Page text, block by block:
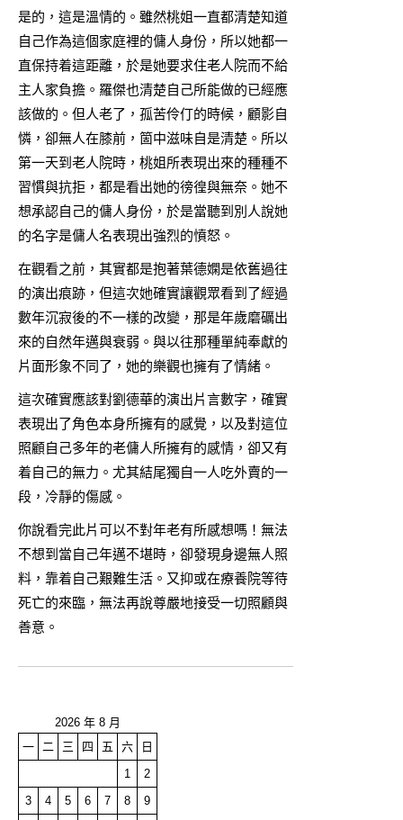
是的，這是溫情的。雖然桃姐一直都清楚知道
自己作為這個家庭裡的傭人身份，所以她都一
直保持着這距離，於是她要求住老人院而不給
主人家負擔。羅傑也清楚自己所能做的已經應
該做的。但人老了，孤苦伶仃的時候，顧影自
憐，卻無人在膝前，箇中滋味自是清楚。所以
第一天到老人院時，桃姐所表現出來的種種不
習慣與抗拒，都是看出她的徬徨與無奈。她不
想承認自己的傭人身份，於是當聽到別人說她
的名字是傭人名表現出強烈的憤怒。
在觀看之前，其實都是抱著葉德嫻是依舊過往
的演出痕跡，但這次她確實讓觀眾看到了經過
數年沉寂後的不一樣的改變，那是年歲磨礪出
來的自然年邁與衰弱。與以往那種單純奉獻的
片面形象不同了，她的樂觀也擁有了情緒。
這次確實應該對劉德華的演出片言數字，確實
表現出了角色本身所擁有的感覺，以及對這位
照顧自己多年的老傭人所擁有的感情，卻又有
着自己的無力。尤其結尾獨自一人吃外賣的一
段，冷靜的傷感。
你說看完此片可以不對年老有所感想嗎！無法
不想到當自己年邁不堪時，卻發現身邊無人照
料，靠着自己艱難生活。又抑或在療養院等待
死亡的來臨，無法再說尊嚴地接受一切照顧與
善意。
2026 年 8 月
一 二 三 四 五 六
日
1
2
3
4 5 6 7 8
9